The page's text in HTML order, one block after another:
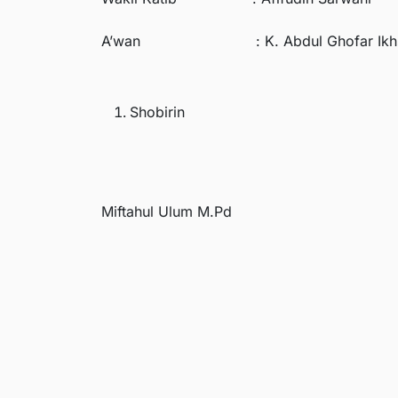
A’wan : K. Abdul Ghofar
Shobirin
Miftahul Ulum M.Pd